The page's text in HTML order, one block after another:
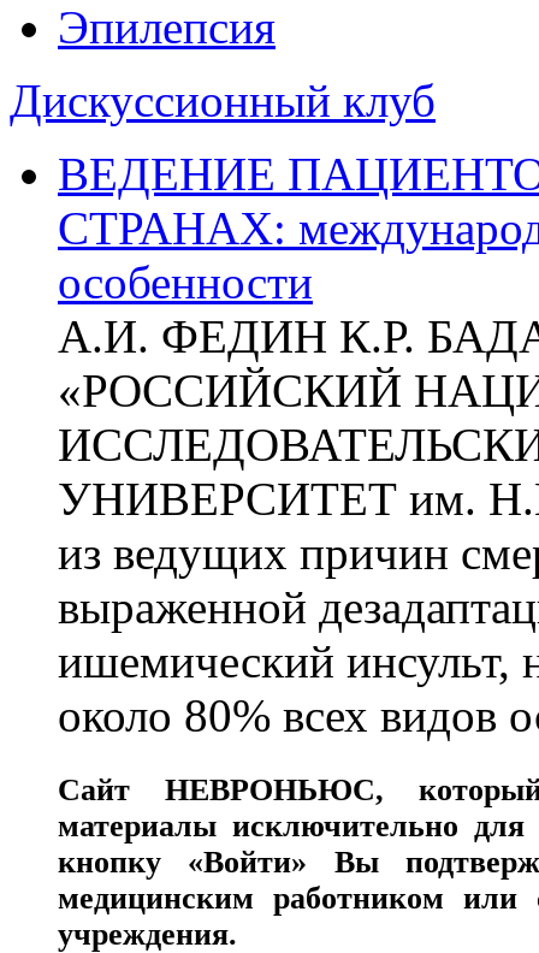
Эпилепсия
Дискуссионный клуб
ВЕДЕНИЕ
СТРАНАХ:
особенности
А.И. ФЕДИН К.Р.
«РОССИЙСКИЙ
УНИВЕРСИТЕТ им.
из ведущих причин
выраженной
ишемический инсульт,
около 80% всех видов
СайтНЕВРОНЬЮС,
материалы исключительно для
кнопку «Войти» Вы
медицинским работником или
учреждения.